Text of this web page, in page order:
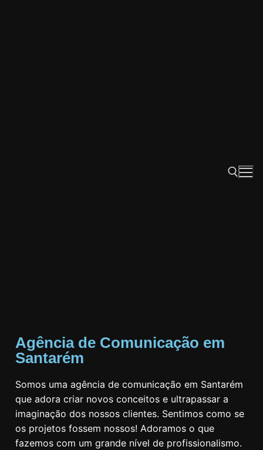
Agência de Comunicação em
Santarém
Somos uma agência de comunicação em Santarém
que adora criar novos conceitos e ultrapassar a
imaginação dos nossos clientes. Sentimos como se
os projetos fossem nossos! Adoramos o que
fazemos com um grande nível de profissionalismo.